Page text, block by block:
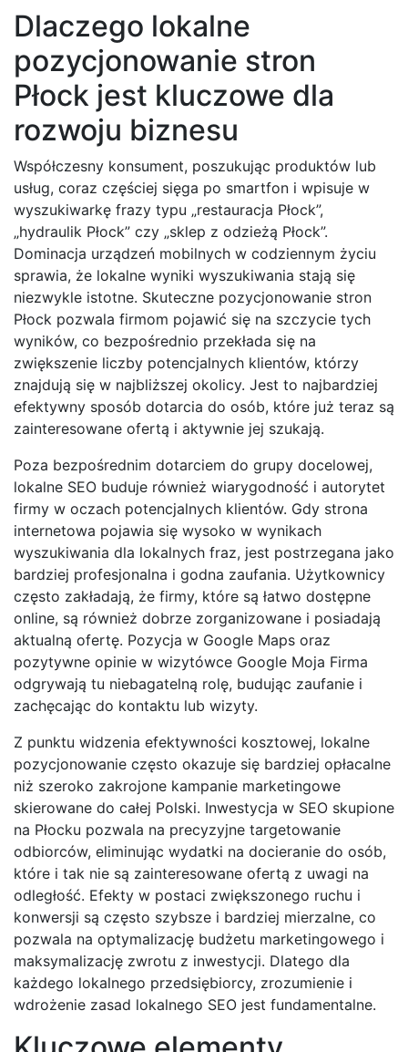
Dlaczego lokalne
pozycjonowanie stron
Płock jest kluczowe dla
rozwoju biznesu
Współczesny konsument, poszukując produktów lub
usług, coraz częściej sięga po smartfon i wpisuje w
wyszukiwarkę frazy typu „restauracja Płock”,
„hydraulik Płock” czy „sklep z odzieżą Płock”.
Dominacja urządzeń mobilnych w codziennym życiu
sprawia, że lokalne wyniki wyszukiwania stają się
niezwykle istotne. Skuteczne pozycjonowanie stron
Płock pozwala firmom pojawić się na szczycie tych
wyników, co bezpośrednio przekłada się na
zwiększenie liczby potencjalnych klientów, którzy
znajdują się w najbliższej okolicy. Jest to najbardziej
efektywny sposób dotarcia do osób, które już teraz są
zainteresowane ofertą i aktywnie jej szukają.
Poza bezpośrednim dotarciem do grupy docelowej,
lokalne SEO buduje również wiarygodność i autorytet
firmy w oczach potencjalnych klientów. Gdy strona
internetowa pojawia się wysoko w wynikach
wyszukiwania dla lokalnych fraz, jest postrzegana jako
bardziej profesjonalna i godna zaufania. Użytkownicy
często zakładają, że firmy, które są łatwo dostępne
online, są również dobrze zorganizowane i posiadają
aktualną ofertę. Pozycja w Google Maps oraz
pozytywne opinie w wizytówce Google Moja Firma
odgrywają tu niebagatelną rolę, budując zaufanie i
zachęcając do kontaktu lub wizyty.
Z punktu widzenia efektywności kosztowej, lokalne
pozycjonowanie często okazuje się bardziej opłacalne
niż szeroko zakrojone kampanie marketingowe
skierowane do całej Polski. Inwestycja w SEO skupione
na Płocku pozwala na precyzyjne targetowanie
odbiorców, eliminując wydatki na docieranie do osób,
które i tak nie są zainteresowane ofertą z uwagi na
odległość. Efekty w postaci zwiększonego ruchu i
konwersji są często szybsze i bardziej mierzalne, co
pozwala na optymalizację budżetu marketingowego i
maksymalizację zwrotu z inwestycji. Dlatego dla
każdego lokalnego przedsiębiorcy, zrozumienie i
wdrożenie zasad lokalnego SEO jest fundamentalne.